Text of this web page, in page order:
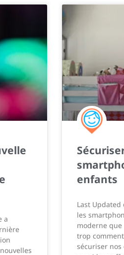
a
enfants
Last Updated
les
moderne que
trop
sécuriser nos